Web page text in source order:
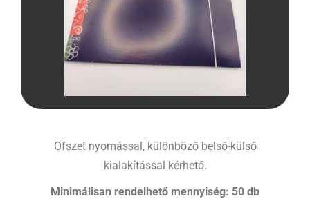
Ofszet nyomással, különböző belső-külső
kialakítással kérhető.
Minimálisan rendelhető mennyiség: 50 db